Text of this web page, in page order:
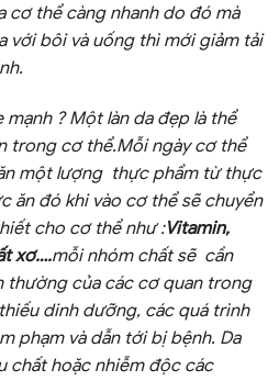
cơ thể càng nhanh do đó mà
với bôi và uống thì mới giảm tải
? Một làn da đẹp là thể
trong cơ thể.Mỗi ngày cơ thể
một lượng thực phẩm từ thực
ăn đó khi vào cơ thể sẽ chuyển
cho cơ thể như :Vitamin,
xơ….mỗi nhóm chất sẽ cần
của các cơ quan trong
dinh dưỡng, các quá trình
phạm và dẫn tới bị bệnh. Da
chất hoặc nhiễm độc các